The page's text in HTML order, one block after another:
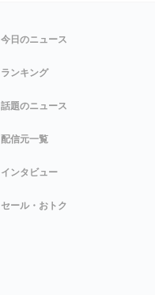
今日のニュース
ランキング
話題のニュース
配信元一覧
インタビュー
セール・おトク